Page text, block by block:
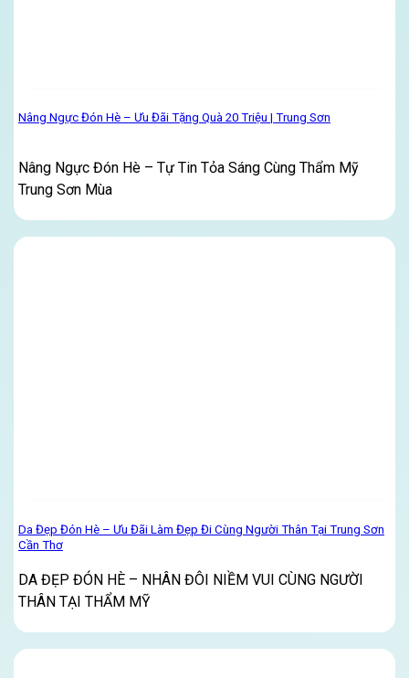
Nâng Ngực Đón Hè – Ưu Đãi Tặng Quà 20 Triệu | Trung Sơn
Nâng Ngực Đón Hè – Tự Tin Tỏa Sáng Cùng Thẩm Mỹ
Trung Sơn Mùa
Da Đẹp Đón Hè – Ưu Đãi Làm Đẹp Đi Cùng Người Thân Tại Trung Sơn
Cần Thơ
DA ĐẸP ĐÓN HÈ – NHÂN ĐÔI NIỀM VUI CÙNG NGƯỜI
THÂN TẠI THẨM MỸ